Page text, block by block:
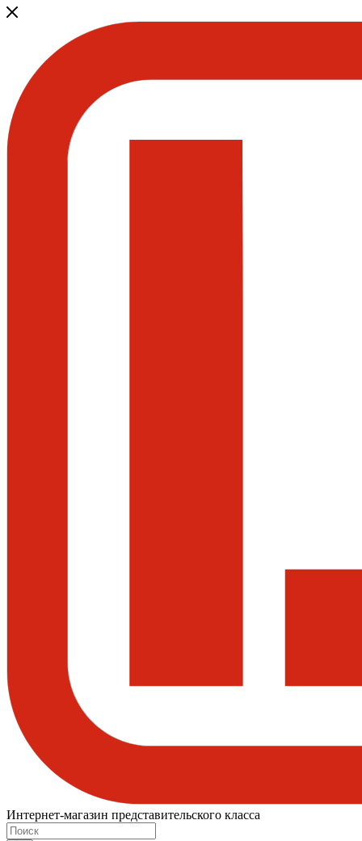
Интернет-магазин представительского класса